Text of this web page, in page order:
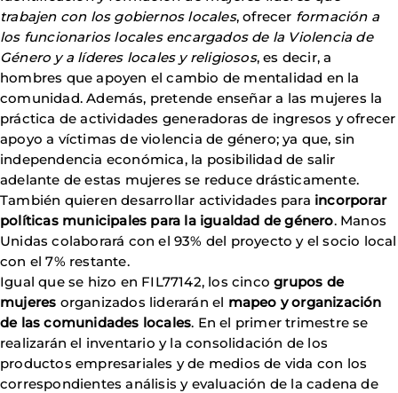
trabajen con los gobiernos locales, ofrecer formación a
los funcionarios locales encargados de la Violencia de
Género y a líderes locales y religiosos, es decir, a
hombres que apoyen el cambio de mentalidad en la
comunidad. Además, pretende enseñar a las mujeres la
práctica de actividades generadoras de ingresos y ofrecer
apoyo a víctimas de violencia de género; ya que, sin
independencia económica, la posibilidad de salir
adelante de estas mujeres se reduce drásticamente.
También quieren desarrollar actividades para incorporar
políticas municipales para la igualdad de género. Manos
Unidas colaborará con el 93% del proyecto y el socio local
con el 7% restante.
Igual que se hizo en FIL77142, los cincogrupos de
mujeres organizados liderarán el mapeo y organización
de las comunidades locales. En el primer trimestre se
realizarán el inventario y la consolidación de los
productos empresariales y de medios de vida con los
correspondientes análisis y evaluación de la cadena de